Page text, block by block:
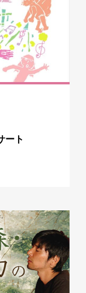
ート